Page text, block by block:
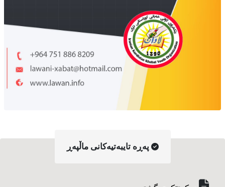
په‌ڕه‌ تایبه‌تیه‌کانی ماڵپه‌ڕ